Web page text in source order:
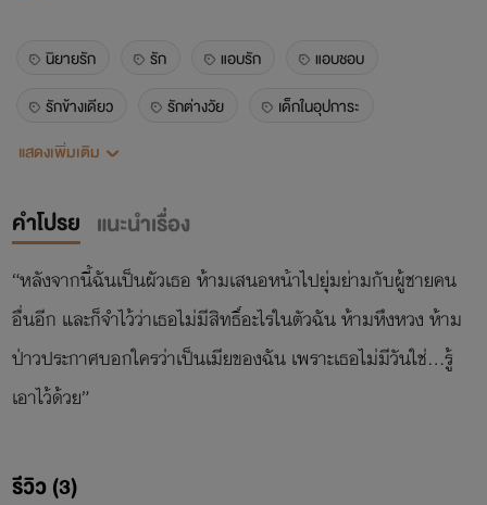
นิยายรัก รัก แอบรัก
แอบชอบ
รักข้างเดียว
รักต่างวัย
เด็กในอุปการะ
เจ้าของไร่
แสดงเพิ่มเติม
คำโปรย แนะนำเรื่อง
“หลังจากนี้ฉันเป็นผัวเธอ ห้ามเสนอหน้าไปยุ่มย่ามกับผู้ชายคน
อื่นอีก และก็จำไว้ว่าเธอไม่มีสิทธิ์อะไรในตัวฉัน ห้ามหึงหวง ห้าม
ป่าวประกาศบอกใครว่าเป็นเมียของฉัน เพราะเธอไม่มีวันใช่...รู้
เอาไว้ด้วย”
รีวิว (3)